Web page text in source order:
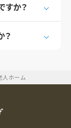
すか？
？
人ホーム